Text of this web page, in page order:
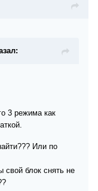
3 режима как
Или по
свой блок снять не